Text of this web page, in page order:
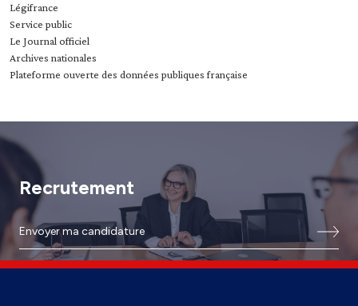
Légifrance
Service public
Le Journal officiel
Archives nationales
Plateforme ouverte des données publiques française
Recrutement
Envoyer ma candidature